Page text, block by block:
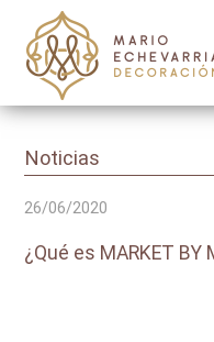
Noticias
26/06/2020
¿Qué es MARKET BY